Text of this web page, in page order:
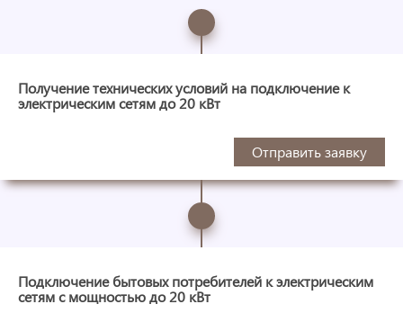
Получение технических условий на подключение к
электрическим сетям до 20 кВт
Отправить заявку
Подключение бытовых потребителей к электрическим
сетям с мощностью до 20 кВт